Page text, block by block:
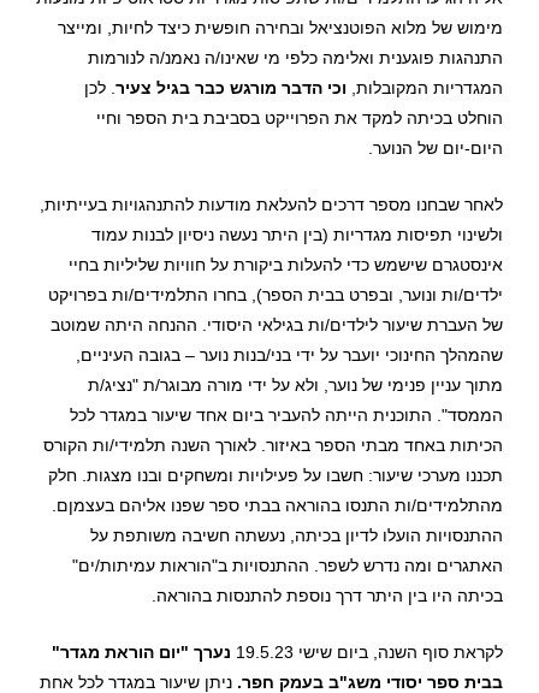
מימוש של מלוא הפוטנציאל ובחירה חופשית כיצד לחיות, ומייצר
התנהגות פוגענית ואלימה כלפי מי שאינו/ה נאמנ/ה לנורמות
המגדריות המקובלות, וכי הדבר מורגש כבר בגיל צעיר . לכן
הוחלט בכיתה למקד את הפרוייקט בסביבת בית הספר וחיי
היום-יום של הנוער.
לאחר שבחנו מספר דרכים להעלאת מודעות להתנהגויות בעייתיות,
ולשינוי תפיסות מגדריות (בין היתר נעשה ניסיון לבנות עמוד
אינסטגרם שישמש כדי להעלות ביקורת על חוויות שליליות בחיי
ילדים/ות ונוער, ובפרט בבית הספר), בחרו התלמידים/ות בפרויקט
של העברת שיעור לילדים/ות בגילאי היסודי. ההנחה היתה שמוטב
שהמהלך החינוכי יועבר על ידי בני/בנות נוער – בגובה העיניים,
מתוך עניין פנימי של נוער, ולא על ידי מורה מבוגר/ת "נציג/ת
הממסד". התוכנית הייתה להעביר ביום אחד שיעור במגדר לכל
הכיתות באחד מבתי הספר באיזור. לאורך השנה תלמידי/ות הקורס
תכננו מערכי שיעור: חשבו על פעילויות ומשחקים ובנו מצגות. חלק
מהתלמידים/ות התנסו בהוראה בבתי ספר שפנו אליהם בעצמןם.
ההתנסויות הועלו לדיון בכיתה, נעשתה חשיבה משותפת על
האתגרים ומה נדרש לשפר. ההתנסויות ב"הוראות עמיתות/ים"
בכיתה היו בין היתר דרך נוספת להתנסות בהוראה.
לקראת סוף השנה, ביום שישי 19.5.23
נערך "יום הוראת מגדר"
בבית ספר יסודי משג"ב בעמק חפר. ניתן שיעור במגדר לכל אחת